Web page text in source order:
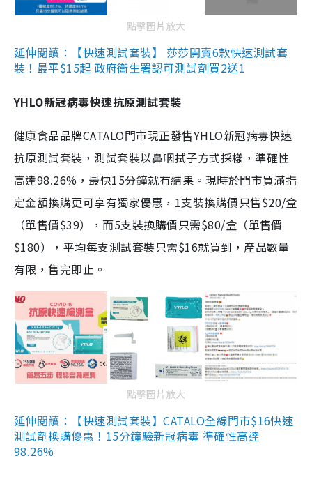
點擊圖片放大
延伸閱讀：【快速測試套裝】 莎莎開賣6款快速測試套
裝！最平$15起 政府衛生署認可測試劑買2送1
YHLO新冠病毒快速抗原測試套裝
健康食品品牌CATALO門市現正發售YHLO新冠病毒快速
抗原測試套裝，測試套裝以鼻咽拭子方式採樣，準確性
高達98.26%，最快15分鐘就有結果。現時於門市買滿指
定金額換購更可享有獨家優惠，1支裝換購價只售$20/盒
（單售價$39），而5支裝換購價只需$80/盒（單售價
$180），平均每支測試套裝只需$16就買到，產品數量
有限，售完即止。
點擊圖片放大
延伸閱讀：【快速測試套裝】CATALO全線門市$16快速
測試劑換購優惠！15分鐘驗新冠病毒 準確性高達
98.26%